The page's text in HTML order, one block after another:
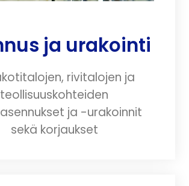
ja urakointi
rivitalojen ja
teollisuuskohteiden
ja -urakoinnit
sekä korjaukset